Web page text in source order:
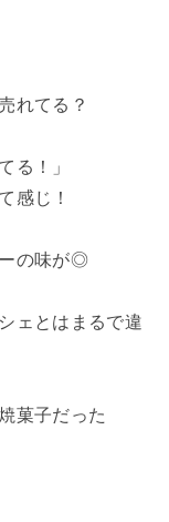
れてる？
る！」
感じ！
ーの味が◎
ェとはまるで違
菓子だった